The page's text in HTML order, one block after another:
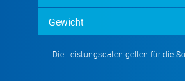
Gewicht
Die Leistungsdaten gelten für die